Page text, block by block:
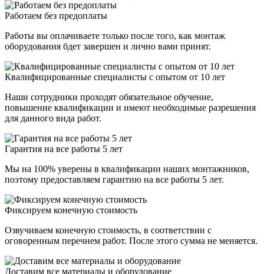
Работаем без предоплаты
Работы вы оплачиваете только после того, как монтаж
оборудования бдет завершен и лично вами принят.
Квалифицированные специалисты с опытом от 10 лет
Наши сотрудники проходят обязательное обучение,
повышение квалификации и имеют необходимые разрешения
для данного вида работ.
Гарантия на все работы 5 лет
Мы на 100% уверены в квалификации наших монтажников,
поэтому предоставляем гарантию на все работы 5 лет.
Фиксируем конечную стоимость
Озвучиваем конечную стоимость, в соответствии с
оговоренным перечнем работ. После этого сумма не меняется.
Доставим все материалы и оборудование